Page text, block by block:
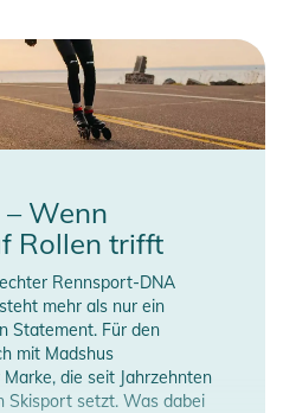
– Wenn
Rollen trifft
Rennsport-DNA
mehr als nur ein
Statement. Für den
mit Madshus
die seit Jahrzehnten
Skisport setzt. Was dabei